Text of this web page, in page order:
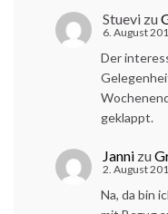
Stuevi zu
6. August
Der
geklappt.
Janni zu
2. August
Na, da bin